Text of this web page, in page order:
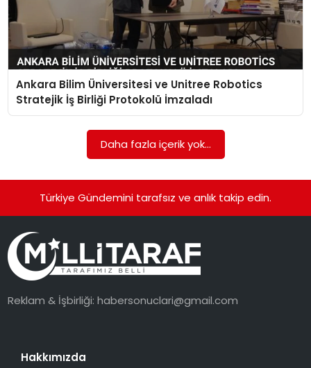
Ankara Bilim Üniversitesi ve Unitree Robotics
Stratejik İş Birliği Protokolü İmzaladı
Daha fazla içerik yok...
Türkiye Gündemini tarafsız ve anlık takip edin.
Reklam & İşbirliği:habersonuclari@gmail.com
Hakkımızda